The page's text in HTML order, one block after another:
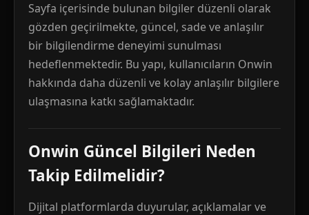
Sayfa içerisinde bulunan bilgiler düzenli olarak
gözden geçirilmekte, güncel, sade ve anlaşılır
bir bilgilendirme deneyimi sunulması
hedeflenmektedir. Bu yapı, kullanıcıların Onwin
hakkında daha düzenli ve kolay anlaşılır bilgilere
ulaşmasına katkı sağlamaktadır.
Onwin Güncel Bilgileri Neden
Takip Edilmelidir?
Dijital platformlarda duyurular, açıklamalar ve